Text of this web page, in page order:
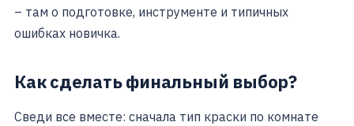
– там о подготовке, инструменте и типичных
ошибках новичка.
Как сделать финальный выбор?
Сведи все вместе: сначала тип краски по комнате